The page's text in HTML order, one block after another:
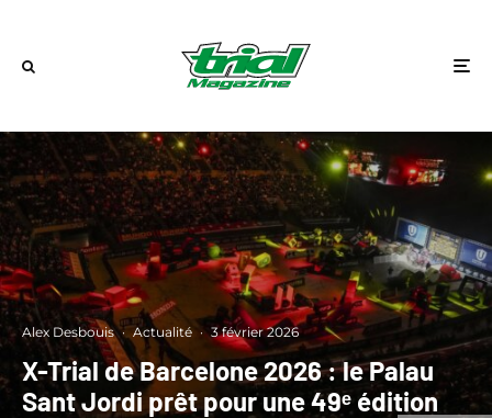
Alex Desbouis · Actualité · 3 février 2026
X-Trial de Barcelone 2026 : le Palau
Sant Jordi prêt pour une 49ᵉ édition